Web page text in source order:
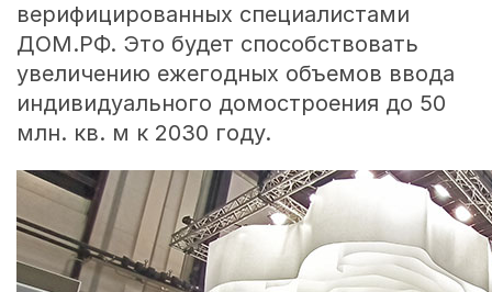
верифицированных специалистами
ДОМ.РФ. Это будет способствовать
увеличению ежегодных объемов ввода
индивидуального домостроения до 50
млн. кв. м к 2030 году.